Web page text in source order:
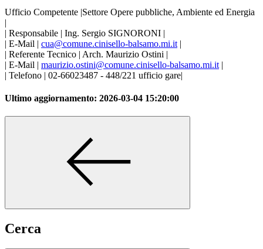
Ufficio Competente |Settore Opere pubbliche, Ambiente ed Energia
|
| Responsabile | Ing. Sergio SIGNORONI |
| E-Mail | cua@comune.cinisello-balsamo.mi.it |
| Referente Tecnico | Arch. Maurizio Ostini |
| E-Mail | maurizio.ostini@comune.cinisello-balsamo.mi.it |
| Telefono | 02-66023487 - 448/221 ufficio gare|
Ultimo aggiornamento: 2026-03-04 15:20:00
Cerca